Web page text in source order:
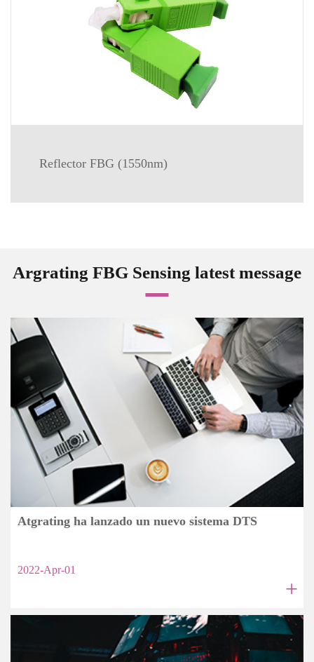
Reflector FBG (1550nm)
Argrating FBG Sensing latest message
Atgrating ha lanzado un nuevo sistema DTS
2022-Apr-01
+